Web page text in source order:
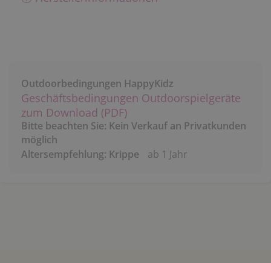
Outdoorbedingungen HappyKidz
Geschäftsbedingungen Outdoorspielgeräte
zum Download (PDF)
Bitte beachten Sie: Kein Verkauf an Privatkunden
möglich
Altersempfehlung: Krippe
ab 1 Jahr